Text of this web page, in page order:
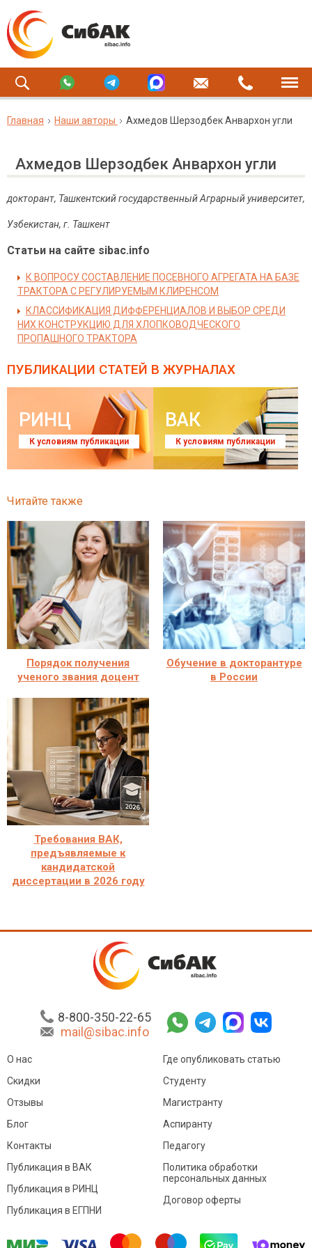
Главная Наши авторы Ахмедов Шерзодбек Анвархон угли
Ахмедов Шерзодбек Анвархон угли
докторант, Ташкентский государственныйАграрный университет,
Узбекистан, г. Ташкент
Статьи на сайте sibac.info
К ВОПРОСУ СОСТАВЛЕНИЕ ПОСЕВНОГО АГРЕГАТА НА БАЗЕ
ТРАКТОРА С РЕГУЛИРУЕМЫМ КЛИРЕНСОМ
КЛАССИФИКАЦИЯ ДИФФЕРЕНЦИАЛОВ И ВЫБОР СРЕДИ
НИХ КОНСТРУКЦИЮ ДЛЯ ХЛОПКОВОДЧЕСКОГО
ПРОПАШНОГО ТРАКТОРА
ПУБЛИКАЦИИ СТАТЕЙ В ЖУРНАЛАХ
РИНЦ
К условиям публикации
ВАК
К условиям публикации
Читайте также
Порядок получения
ученого звания доцент
Обучение в докторантуре
в России
Требования ВАК,
предъявляемые к
кандидатской
диссертации в 2026 году
8-800-350-22-65
mail@sibac.info
О нас
Скидки
Отзывы
Блог
Контакты
Где опубликовать статью
Студенту
Магистранту
Аспиранту
Педагогу
Публикация в ВАК
Публикация в РИНЦ
Публикация в ЕГПНИ
Политика обработки
персональных данных
Договор оферты